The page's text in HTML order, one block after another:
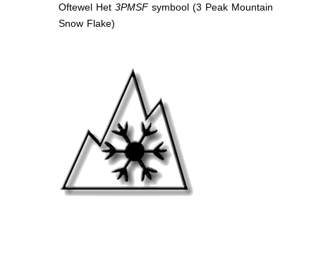
Oftewel Het3PMSFsymbool (3 Peak Mountain
Snow Flake)